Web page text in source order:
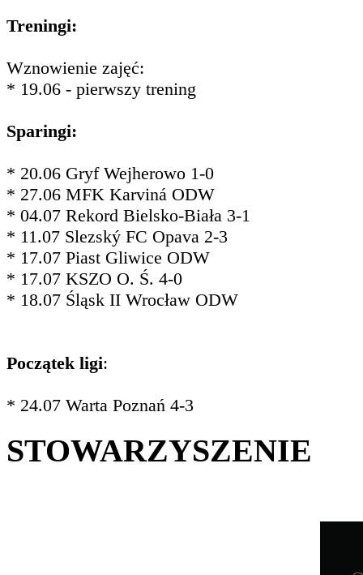
Treningi:
Wznowienie zajęć:
* 19.06 - pierwszy trening
Sparingi:
* 20.06 Gryf Wejherowo 1-0
* 27.06 MFK Karviná ODW
* 04.07 Rekord Bielsko-Biała 3-1
* 11.07 Slezský FC Opava 2-3
* 17.07 Piast Gliwice ODW
* 17.07 KSZO O. Ś. 4-0
* 18.07 Śląsk II Wrocław ODW
Początek ligi:
* 24.07 Warta Poznań 4-3
STOWARZYSZENIE